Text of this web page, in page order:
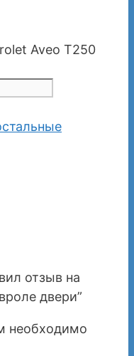
Aveo T250
отзыв на
двери”
необходимо